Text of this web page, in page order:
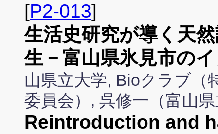
[P2-013]
生活史研究が導く天
生－富山県氷見市の
山県立大学, Bioクラブ（
委員会）, 呉修一（富山
Reintroduction and